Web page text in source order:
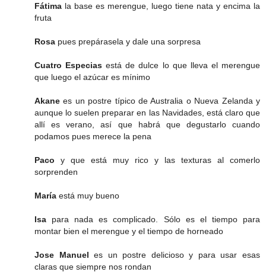
Fátima la base es merengue, luego tiene nata y encima la
fruta
Rosa pues prepárasela y dale una sorpresa
Cuatro Especiasestá de dulce lo que lleva el merengue
que luego el azúcar es mínimo
Akanees un postre típico de Australia o Nueva Zelanda y
aunque lo suelen preparar en las Navidades, está claro que
allí es verano, así que habrá que degustarlo cuando
podamos pues merece la pena
Paco y que está muy rico y las texturas al comerlo
sorprenden
María está muy bueno
Isa para nada es complicado. Sólo es el tiempo para
montar bien el merengue y el tiempo de horneado
Jose Manueles un postre delicioso y para usar esas
claras que siempre nos rondan